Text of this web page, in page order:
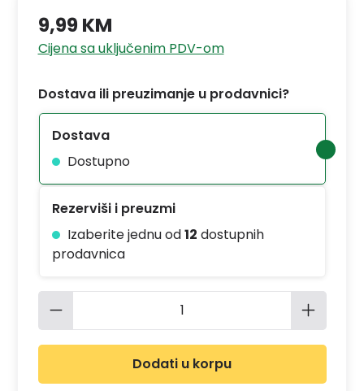
9,99 KM
Cijena sa uključenim PDV-om
Dostava ili preuzimanje u prodavnici?
Dostava
Dostupno
Rezerviši i preuzmi
Izaberite jednu od12 dostupnih
prodavnica
Količina proizvoda: Unesite
Dodati u korpu